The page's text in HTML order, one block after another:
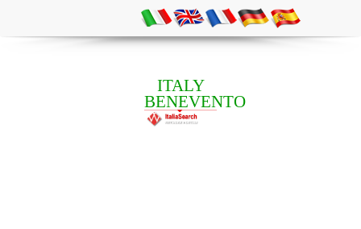
ITALY
BENEVENTO